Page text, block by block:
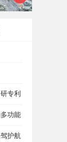
专利
功能
护航